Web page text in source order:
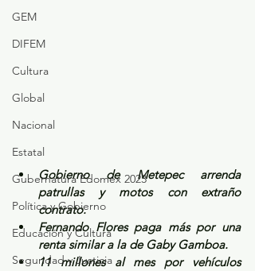
GEM
DIFEM
Cultura
Global
Nacional
Estatal
Gubernatura Edoméx 2023
Política y Gobierno
Educación y Cultura
Seguridad y Justicia
Gobierno de Metepec arrenda
patrullas y motos con extraño
contrato.
Fernando Flores paga más por una
renta similar a la de Gaby Gamboa.
11 millones al mes por vehículos